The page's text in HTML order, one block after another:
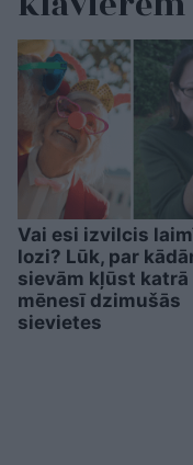
Vai esi izvilcis
lozi? Lūk, par
sievām kļūst katrā
mēnesī dzimušās
sievietes